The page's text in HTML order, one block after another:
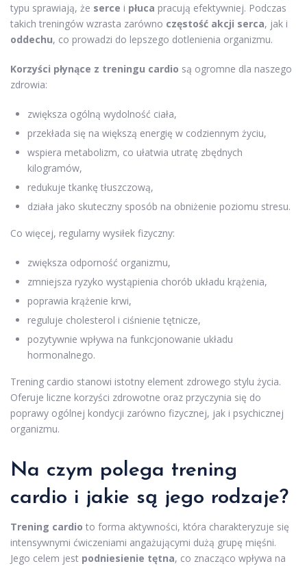
typu sprawiają, że serce i płuca pracują efektywniej. Podczas
takich treningów wzrasta zarówno częstość akcji serca, jak i
oddechu, co prowadzi do lepszego dotlenienia organizmu.
Korzyści płynące z treningu cardio są ogromne dla naszego
zdrowia:
zwiększa ogólną wydolność ciała,
przekłada się na większą energię w codziennym życiu,
wspiera metabolizm, co ułatwia utratę zbędnych
kilogramów,
redukuje tkankę tłuszczową,
działa jako skuteczny sposób na obniżenie poziomu stresu.
Co więcej, regularny wysiłek fizyczny:
zwiększa odporność organizmu,
zmniejsza ryzyko wystąpienia chorób układu krążenia,
poprawia krążenie krwi,
reguluje cholesterol i ciśnienie tętnicze,
pozytywnie wpływa na funkcjonowanie układu
hormonalnego.
Trening cardio stanowi istotny element zdrowego stylu życia.
Oferuje liczne korzyści zdrowotne oraz przyczynia się do
poprawy ogólnej kondycji zarówno fizycznej, jak i psychicznej
organizmu.
Na czym polega trening
cardio i jakie są jego rodzaje?
Trening cardio to forma aktywności, która charakteryzuje się
intensywnymi ćwiczeniami angażującymi dużą grupę mięśni.
Jego celem jest podniesienie tętna, co znacząco wpływa na